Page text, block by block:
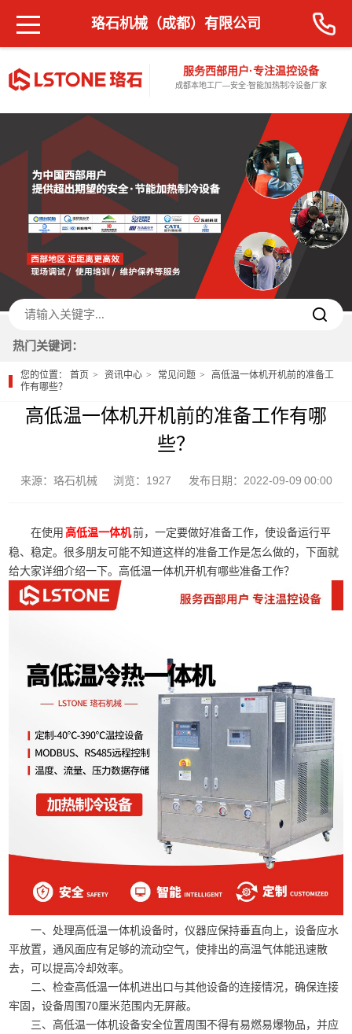
服务西部用户·专注温控设备
成都本地工厂—安全·智能加热制冷设备厂家
珞石机械（成都）有限公司
热门关键词：
您的位置：首页 资讯中心 常见问题
高低温一体机开机前的准备工
作有哪些？
高低温一体机开机前的准备工作有哪
些？
来源：珞石机械 浏览：1927 发布日期：2022-09-09 00:00
在使用 高低温一体机前，一定要做好准备工作，使设备运行平
稳、稳定。很多朋友可能不知道这样的准备工作是怎么做的，下面就
给大家详细介绍一下。高低温一体机开机有哪些准备工作？
一、处理高低温一体机设备时，仪器应保持垂直向上，设备应水
平放置，通风面应有足够的流动空气，使排出的高温气体能迅速散
去，可以提高冷却效率。
二、检查高低温一体机进出口与其他设备的连接情况，确保连接
牢固，设备周围70厘米范围内无屏蔽。
三、高低温一体机设备安全位置周围不得有易燃易爆物品，并应